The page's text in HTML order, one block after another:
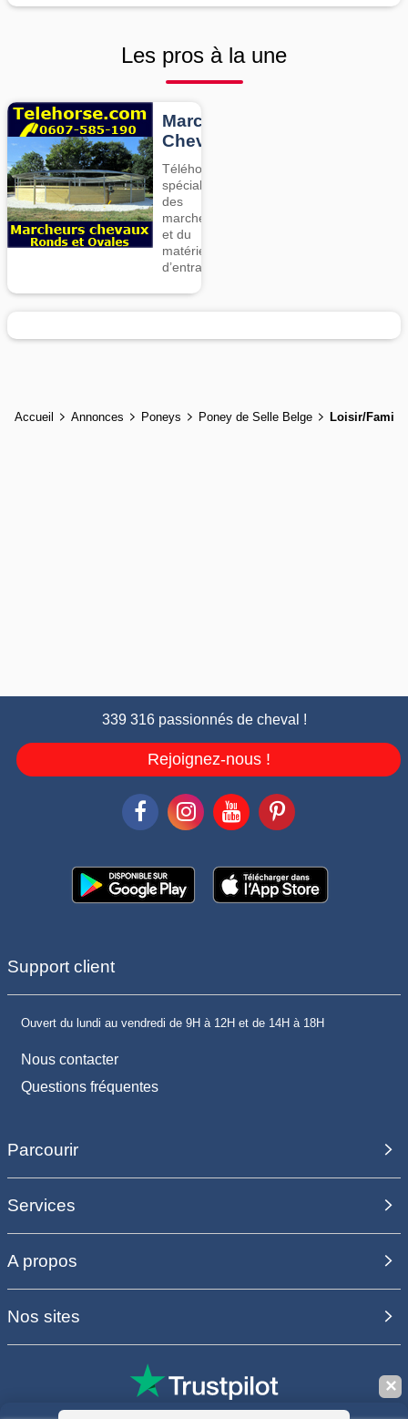
Les pros à la une
Marcheurs
Chevaux
Téléhorse,
spécialiste
des
marcheurs
et du
matériel
d’entrainement
Accueil Annonces Poneys Poney de Selle Belge Loisir/Famille
339 316 passionnés de cheval !
Rejoignez-nous !
Support client
Ouvert du lundi au vendredi de 9H à 12H et de 14H à 18H
Nous contacter
Questions fréquentes
Parcourir
Services
A propos
Nos sites
✕